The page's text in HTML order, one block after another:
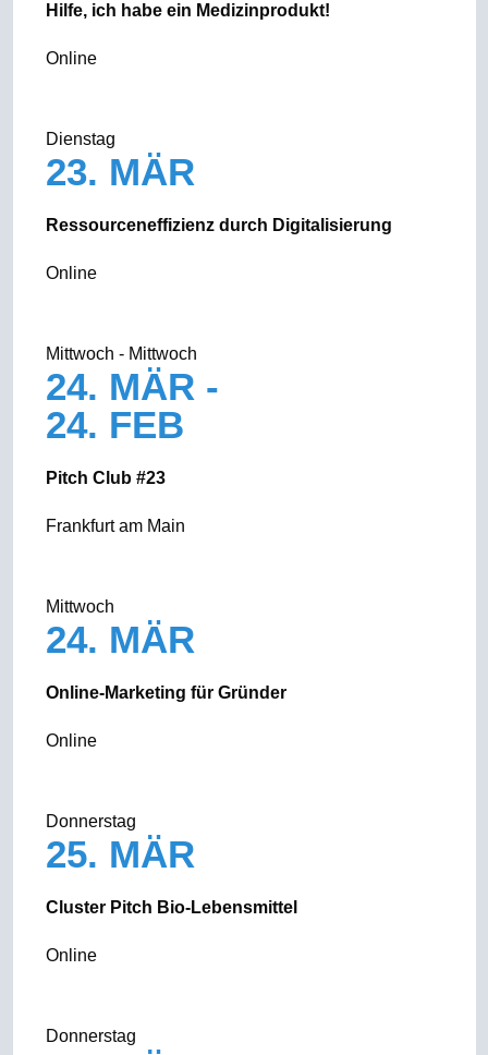
Hilfe, ich habe ein Medizinprodukt!
Online
Dienstag
23. MÄR
Ressourceneffizienz durch Digitalisierung
Online
Mittwoch - Mittwoch
24. MÄR -
24. FEB
Pitch Club #23
Frankfurt am Main
Mittwoch
24. MÄR
Online-Marketing für Gründer
Online
Donnerstag
25. MÄR
Cluster Pitch Bio-Lebensmittel
Online
Donnerstag